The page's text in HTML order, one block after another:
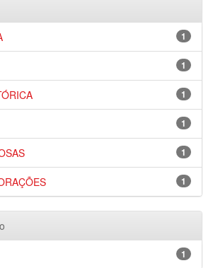
1
1
1
1
1
1
1